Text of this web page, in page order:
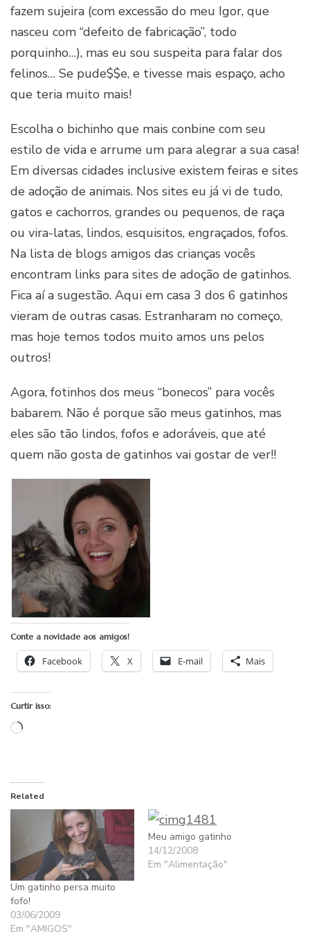
fazem sujeira (com excessão do meu Igor, que
nasceu com “defeito de fabricação”, todo
porquinho…), mas eu sou suspeita para falar dos
felinos… Se pude$$e, e tivesse mais espaço, acho
que teria muito mais!
Escolha o bichinho que mais conbine com seu
estilo de vida e arrume um para alegrar a sua casa!
Em diversas cidades inclusive existem feiras e sites
de adoção de animais. Nos sites eu já vi de tudo,
gatos e cachorros, grandes ou pequenos, de raça
ou vira-latas, lindos, esquisitos, engraçados, fofos.
Na lista de blogs amigos das crianças vocês
encontram links para sites de adoção de gatinhos.
Fica aí a sugestão. Aqui em casa 3 dos 6 gatinhos
vieram de outras casas. Estranharam no começo,
mas hoje temos todos muito amos uns pelos
outros!
Agora, fotinhos dos meus “bonecos” para vocês
babarem. Não é porque são meus gatinhos, mas
eles são tão lindos, fofos e adoráveis, que até
quem não gosta de gatinhos vai gostar de ver!!
Conte a novidade aos amigos!
Facebook X E-mail Mais
Curtir isso:
Carregando...
Related
Um gatinho persa muito
fofo!
03/06/2009
Em "AMIGOS"
Meu amigo gatinho
14/12/2008
Em "Alimentação"